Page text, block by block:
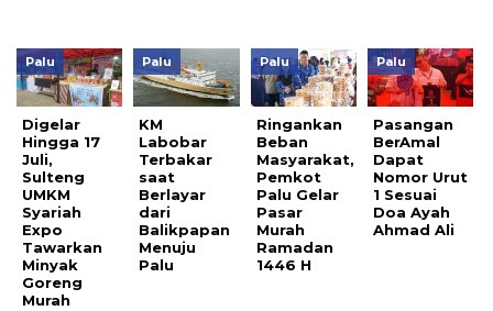
Palu
Digelar
Hingga 17
Juli,
Sulteng
UMKM
Syariah
Expo
Tawarkan
Minyak
Goreng
Murah
Palu
KM
Labobar
Terbakar
saat
Berlayar
dari
Balikpapan
Menuju
Palu
Palu
Ringankan
Beban
Masyarakat,
Pemkot
Palu Gelar
Pasar
Murah
Ramadan
1446 H
Palu
Pasangan
BerAmal
Dapat
Nomor Urut
1 Sesuai
Doa Ayah
Ahmad Ali